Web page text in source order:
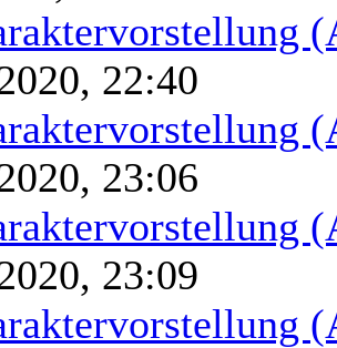
22:40
23:06
23:09